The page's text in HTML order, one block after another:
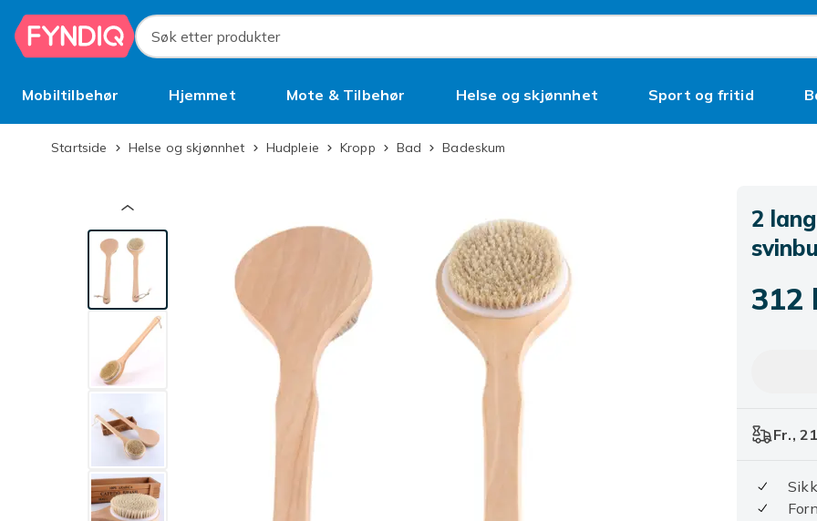
Hopp til hovedinnhold
Søk etter produkter
Mobiltilbehør Hjemmet Mote & Tilbehør Helse og skjønnhet Sport og fritid
BruktStartside Helse og skjønnhet Hudpleie Kropp Bad Badeskum
2
312
Fr.,